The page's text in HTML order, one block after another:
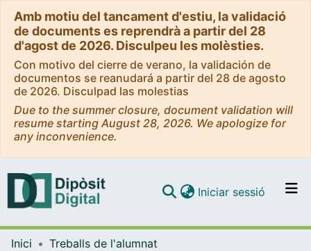
Amb motiu del tancament d'estiu, la validació
de documents es reprendrà a partir del 28
d'agost de 2026. Disculpeu les molèsties.
Con motivo del cierre de verano, la validación de
documentos se reanudará a partir del 28 de agosto
de 2026. Disculpad las molestias
Due to the summer closure, document validation will
resume starting August 28, 2026. We apologize for
any inconvenience.
Navega per tot el DD
Iniciar sessió (current)
Inici
Treballs de l'alumnat